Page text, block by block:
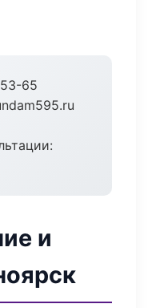
65
и